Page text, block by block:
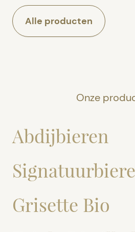
Alle producten
Onze
Abdijbieren
Grisette Bio